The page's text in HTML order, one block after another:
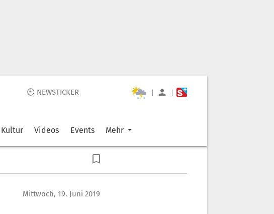
🕙 NEWSTICKER | |
Kultur Videos Events Mehr
Mittwoch, 19. Juni 2019